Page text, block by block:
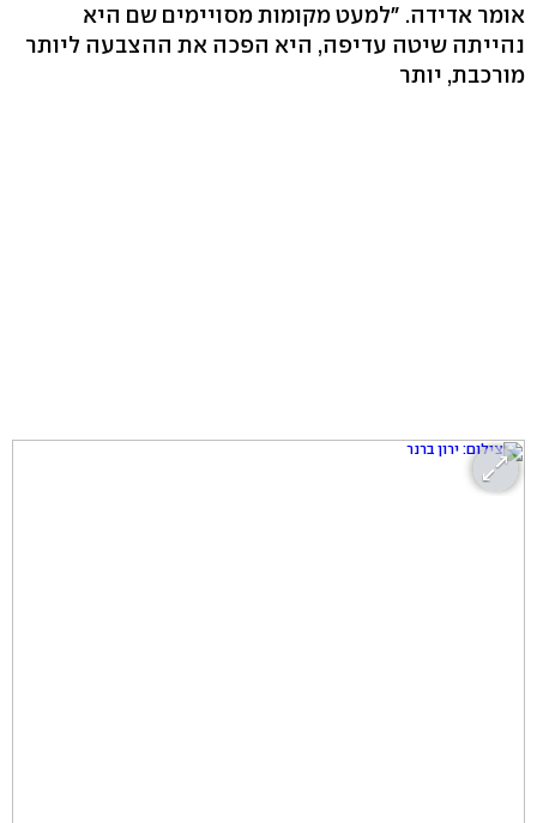
אומר אדידה. "למעט מקומות מסויימים שם היא
נהייתה שיטה עדיפה, היא הפכה את ההצבעה ליותר
מורכבת, יותר